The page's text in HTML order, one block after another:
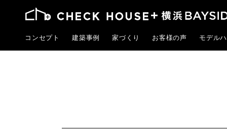
コンセプト 建築事例 家づくり お客様の声 モデル